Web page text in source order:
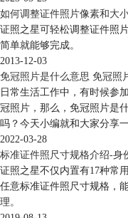
如何调整证件照片像素和大
证照之星可轻松调整证件照
简单就能够完成。
2013-12-03
免冠照片是什么意思 免冠照
日常生活工作中，有时候参
冠照片，那么，免冠照片是
吗？今天小编就和大家分享一
2022-03-28
标准证件照尺寸规格介绍-身
证照之星不仅内置有17种常
任意标准证件照尺寸规格，
理。